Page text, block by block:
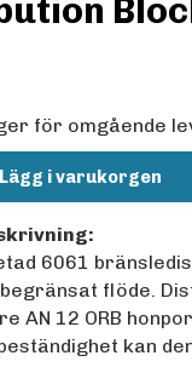
för omgående
Lägg i varukorgen
6061
flöde.
AN 12 ORB
kan